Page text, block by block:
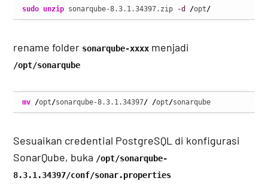
sudo unzip sonarqube-8.3.1.34397.zip -d /opt/
rename folder sonarqube-xxxx menjadi
/opt/sonarqube
mv /opt/sonarqube-8.3.1.34397/ /opt/sonarqube
Sesuaikan credential PostgreSQL di konfigurasi
SonarQube, buka /opt/sonarqube-
8.3.1.34397/conf/sonar.properties